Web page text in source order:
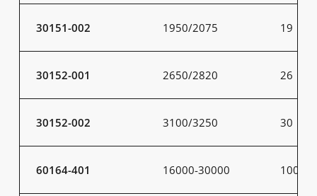
30151-002 1950/2075 19
30152-001 2650/2820 26
30152-002 3100/3250 30
60164-401 16000-30000 100-